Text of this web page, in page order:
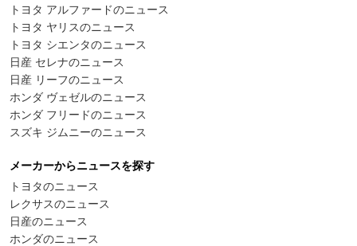
トヨタ アルファードのニュース
トヨタ ヤリスのニュース
トヨタ シエンタのニュース
日産 セレナのニュース
日産 リーフのニュース
ホンダ ヴェゼルのニュース
ホンダ フリードのニュース
スズキ ジムニーのニュース
メーカーからニュースを探す
トヨタのニュース
レクサスのニュース
日産のニュース
ホンダのニュース